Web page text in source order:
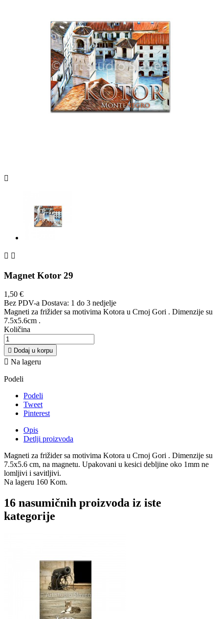

 
Magnet Kotor 29
1,50 €
Bez PDV-a Dostava: 1 do 3 nedjelje
Magneti za frižider sa motivima Kotora u Crnoj Gori . Dimenzije su
7.5x5.6cm .
Količina
 Dodaj u korpu
 Na lageru
Podeli
Podeli
Tweet
Pinterest
Opis
Detlji proizvoda
Magneti za frižider sa motivima Kotora u Crnoj Gori . Dimenzije su
7.5x5.6 cm, na magnetu. Upakovani u kesici debljine oko 1mm ne
lomljivi i savitljivi.
Na lageru 160 Kom.
16 nasumičnih proizvoda iz iste
kategorije